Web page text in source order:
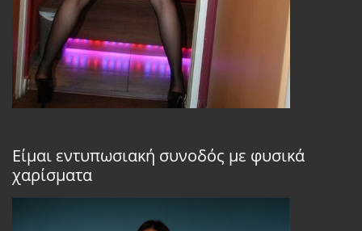
Είμαι εντυπωσιακή συνοδός με φυσικά
χαρίσματα